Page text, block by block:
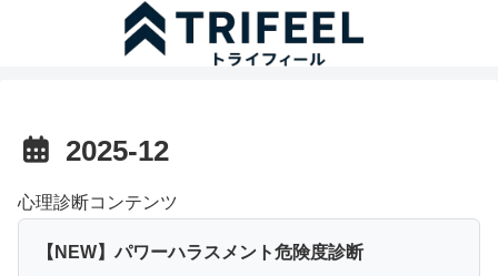
2025-12
心理診断コンテンツ
【NEW】パワーハラスメント危険度診断